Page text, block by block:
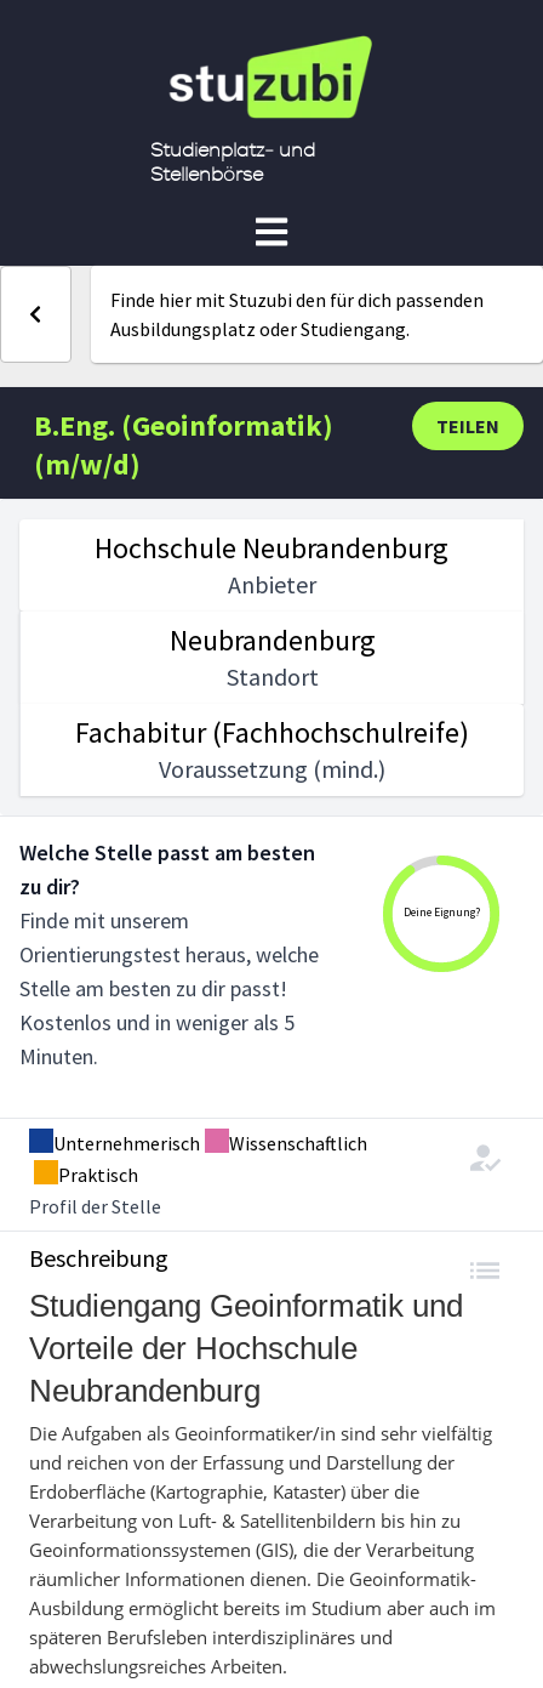
Studienplatz- und
Stellenbörse
Finde hier mit Stuzubi den für dich passenden
Ausbildungsplatz oder Studiengang.
TEILEN
B.Eng. (Geoinformatik)
(m/w/d)
Hochschule Neubrandenburg
Anbieter
Neubrandenburg
Standort
Fachabitur (Fachhochschulreife)
Voraussetzung (mind.)
Deine Eignung?
Welche Stelle passt am besten
zu dir?
Finde mit unserem
Orientierungstest heraus, welche
Stelle am besten zu dir passt!
Kostenlos und in weniger als 5
Minuten.
Unternehmerisch
Wissenschaftlich
Praktisch
Profil der Stelle
Beschreibung
Studiengang Geoinformatik und
Vorteile der Hochschule
Neubrandenburg
Die Aufgaben als Geoinformatiker/in sind sehr vielfältig
und reichen von der Erfassung und Darstellung der
Erdoberfläche (Kartographie, Kataster) über die
Verarbeitung von Luft- & Satellitenbildern bis hin zu
Geoinformationssystemen (GIS), die der Verarbeitung
räumlicher Informationen dienen. Die Geoinformatik-
Ausbildung ermöglicht bereits im Studium aber auch im
späteren Berufsleben interdisziplinäres und
abwechslungsreiches Arbeiten.